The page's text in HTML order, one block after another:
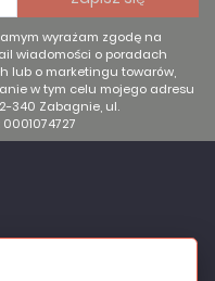
wyrażam zgodę na
wiadomości o poradach
lub o marketingu towarów,
w tym celu mojego adresu
340 Zabagnie, ul.
0001074727
do piątku w godzinach 8:00 –